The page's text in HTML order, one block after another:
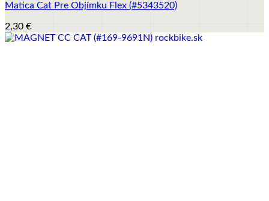
Matica Cat Pre Objímku Flex (#5343520)
2,30 €